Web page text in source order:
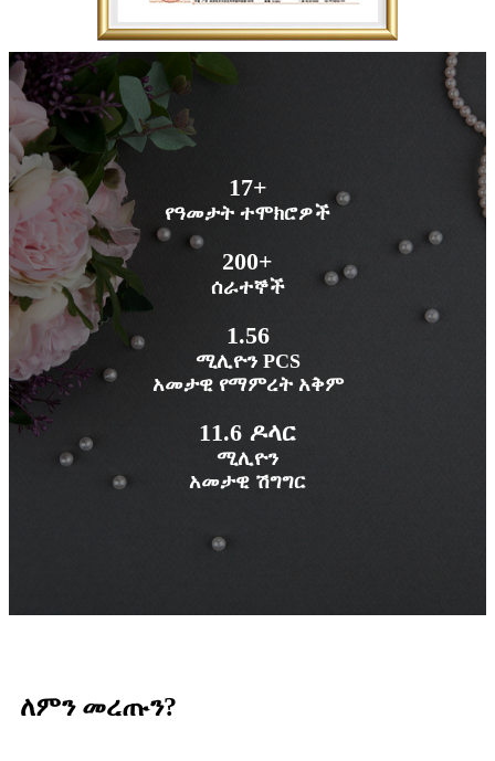
17+
የዓመታት ተሞክሮዎች
200+
ሰራተኞች
1.56
ሚሊዮን PCS
አመታዊ የማምረት አቅም
11.6 ዶላር
ሚሊዮን
አመታዊ ሽግግር
ለምን መረጡን?